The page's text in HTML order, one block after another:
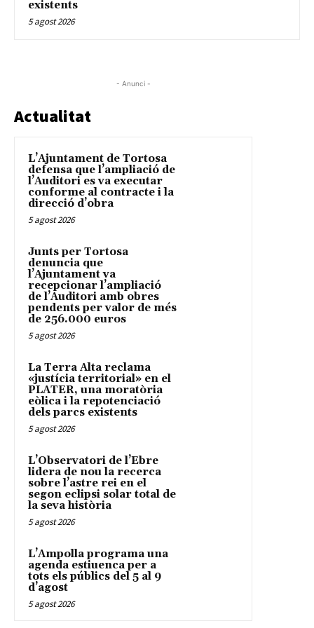
existents
5 agost 2026
- Anunci -
Actualitat
L’Ajuntament de Tortosa
defensa que l’ampliació de
l’Auditori es va executar
conforme al contracte i la
direcció d’obra
5 agost 2026
Junts per Tortosa
denuncia que
l’Ajuntament va
recepcionar l’ampliació
de l’Auditori amb obres
pendents per valor de més
de 256.000 euros
5 agost 2026
La Terra Alta reclama
«justícia territorial» en el
PLATER, una moratòria
eòlica i la repotenciació
dels parcs existents
5 agost 2026
L’Observatori de l’Ebre
lidera de nou la recerca
sobre l’astre rei en el
segon eclipsi solar total de
la seva història
5 agost 2026
L’Ampolla programa una
agenda estiuenca per a
tots els públics del 5 al 9
d’agost
5 agost 2026